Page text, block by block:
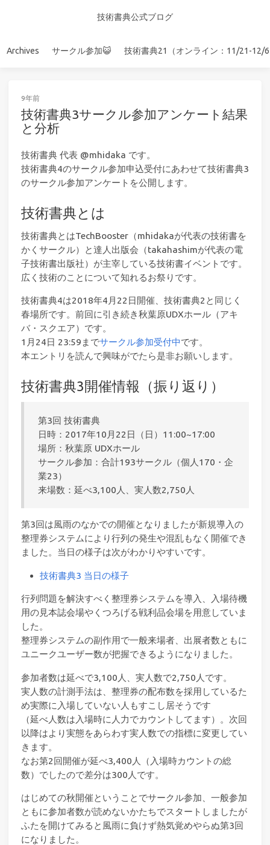
技術書典公式ブログ
Archives サークル参加😺 技術書典21（オンライン：11/21-12/
9年前
技術書典3サークル参加アンケート結果
と分析
技術書典 代表 @mhidaka です。
技術書典4のサークル参加申込受付にあわせて技術書典3
のサークル参加アンケートを公開します。
技術書典とは
技術書典とはTechBooster（mhidakaが代表の技術書を
かくサークル）と達人出版会（takahashimが代表の電
子技術書出版社）が主宰している技術書イベントです。
広く技術のことについて知れるお祭りです。
技術書典4は2018年4月22日開催、技術書典2と同じく
春場所です。前回に引き続き秋葉原UDXホール（アキ
バ・スクエア）です。
1月24日 23:59までサークル参加受付中です。
本エントリを読んで興味がでたら是非お願いします。
技術書典3開催情報（振り返り）
第3回 技術書典
日時：2017年10月22日（日）11:00~17:00
場所：秋葉原 UDXホール
サークル参加：合計193サークル（個人170・企
業23）
来場数：延べ3,100人、実人数2,750人
第3回は風雨のなかでの開催となりましたが新規導入の
整理券システムにより行列の発生や混乱もなく開催でき
ました。当日の様子は次がわかりやすいです。
技術書典3 当日の様子
行列問題を解決すべく整理券システムを導入、入場待機
用の見本誌会場やくつろげる戦利品会場を用意していま
した。
整理券システムの副作用で一般来場者、出展者数ともに
ユニークユーザー数が把握できるようになりました。
参加者数は延べで3,100人、実人数で2,750人です。
実人数の計測手法は、整理券の配布数を採用しているた
め実際に入場していない人もすこし居そうです
（延べ人数は入場時に人力でカウントしてます）。次回
以降はより実態をあらわす実人数での指標に変更してい
きます。
なお第2回開催が延べ3,400人（入場時カウントの総
数）でしたので差分は300人です。
はじめての秋開催ということでサークル参加、一般参加
ともに参加者数が読めないかたちでスタートしましたが
ふたを開けてみると風雨に負けず熱気覚めやらぬ第3回
になりました。